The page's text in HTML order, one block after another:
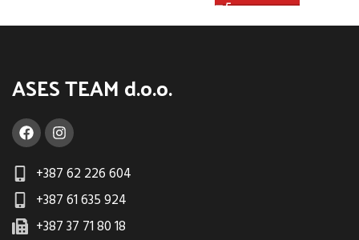
ASES TEAM d.o.o.
+387 62 226 604
+387 61 635 924
+387 37 71 80 18